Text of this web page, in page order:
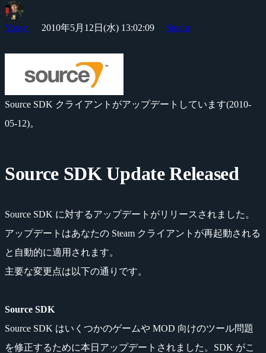
Yossy 2010年5月12日(水) 13:02:09 Steam
Source SDK クライアントがアップデートしています(2010-
05-12)。
Source SDK Update Released
Source SDK に対するアップデートがリリースされました。
アップデートはあなたの Steam クライアントが再起動される
と自動的に適用されます。
主要な変更点は以下の通りです。
Source SDK
Source SDK はいくつかのゲームや MOD 向けのツール問題
を修正するために本日アップデートされました。SDK がこ